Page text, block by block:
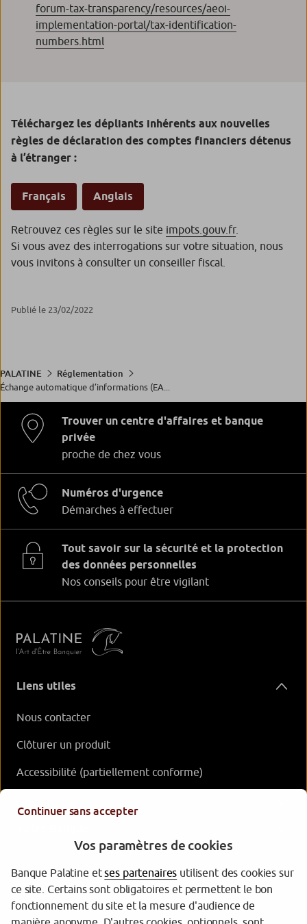
forum-tax-transparency/resources/aeoi-
implementation-portal/tax-identification-
numbers.html
Téléchargez les dépliants inhérents aux nouvelles
règles de déclaration des comptes financiers détenus
à l’étranger :
Français Anglais
Retrouvez ces règles sur le site impots.gouv.fr.
Si vous avez des interrogations sur votre situation, nous
vous invitons à consulter un conseiller fiscal.
Publié le 23/02/2022
PALATINE
Réglementation
Échange automatique d’informations (EA...
Trouver un centre d'affaires et banque
privée
proche de chez vous
Numéros d'urgence
Démarches à effectuer
Tout savoir sur la sécurité et la protection
des données personnelles
Nos conseils pour être vigilant
Liens utiles
Nous contacter
Clôturer un produit
Accessibilité (partiellement conforme)
Continuer sans accepter
Vos paramètres de cookies
Banque Palatine etses partenaires utilisent des cookies sur
ce site. Certains sont obligatoires et permettent le bon
fonctionnement du site et la mesure d'audience de